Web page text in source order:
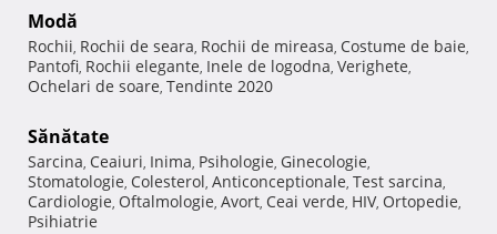
Modă
Rochii, Rochii de seara, Rochii de mireasa, Costume de baie,
Pantofi, Rochii elegante, Inele de logodna, Verighete,
Ochelari de soare, Tendinte 2020
Sănătate
Sarcina, Ceaiuri, Inima, Psihologie, Ginecologie,
Stomatologie, Colesterol, Anticonceptionale, Test sarcina,
Cardiologie, Oftalmologie, Avort, Ceai verde, HIV, Ortopedie,
Psihiatrie